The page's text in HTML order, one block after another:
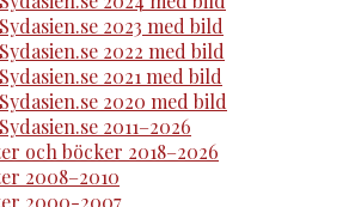
2023 med bild
2022 med bild
2021 med bild
2020 med bild
2011–2026
och böcker 2018–2026
2008–2010
2000-2007